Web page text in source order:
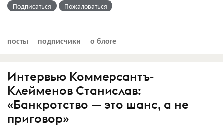
Подписаться Пожаловаться
посты подписчики о блоге
Интервью Коммерсантъ-
Клейменов Станислав:
«Банкротство — это шанс, а не
приговор»